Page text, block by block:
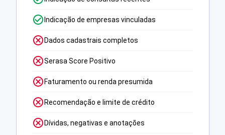
Indicação de empresas vinculadas
Dados cadastrais completos
Serasa Score Positivo
Faturamento ou renda presumida
Recomendação e limite de crédito
Dívidas, negativas e anotações